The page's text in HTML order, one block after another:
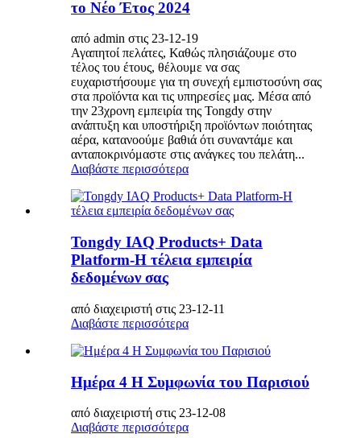
το Νέο Έτος 2024
από admin στις 23-12-19
Αγαπητοί πελάτες, Καθώς πλησιάζουμε στο
τέλος του έτους, θέλουμε να σας
ευχαριστήσουμε για τη συνεχή εμπιστοσύνη σας
στα προϊόντα και τις υπηρεσίες μας. Μέσα από
την 23χρονη εμπειρία της Tongdy στην
ανάπτυξη και υποστήριξη προϊόντων ποιότητας
αέρα, κατανοούμε βαθιά ότι συναντάμε και
ανταποκρινόμαστε στις ανάγκες του πελάτη...
Διαβάστε περισσότερα
Tongdy IAQ Products+ Data
Platform-Η τέλεια εμπειρία
δεδομένων σας
από διαχειριστή στις 23-12-11
Διαβάστε περισσότερα
Ημέρα 4 Η Συμφωνία του Παρισιού
από διαχειριστή στις 23-12-08
Διαβάστε περισσότερα